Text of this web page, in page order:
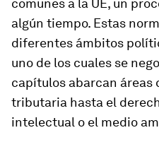
comunes a la UE, un
algún tiempo. Estas
diferentes ámbitos
uno de los cuales se
capítulos abarcan áreas
tributaria hasta el
intelectual o el medio